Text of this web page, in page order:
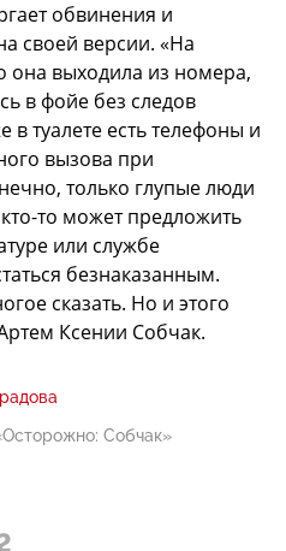
обвинения и
своей версии. «На
она выходила из номера,
в фойе без следов
туалете есть телефоны и
вызова при
только глупые люди
то может предложить
или службе
безнаказанным.
сказать. Но и этого
Ксении Собчак.
Собчак»